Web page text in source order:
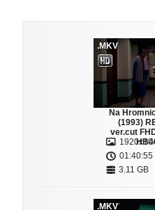
.MKV
Na
(1993)
ver.cut
01:40:55
3.11 GB
.MKV